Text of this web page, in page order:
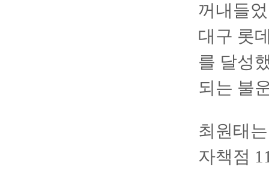
꺼내들
대구 롯
를 달성
되는 불
최원태
자책점